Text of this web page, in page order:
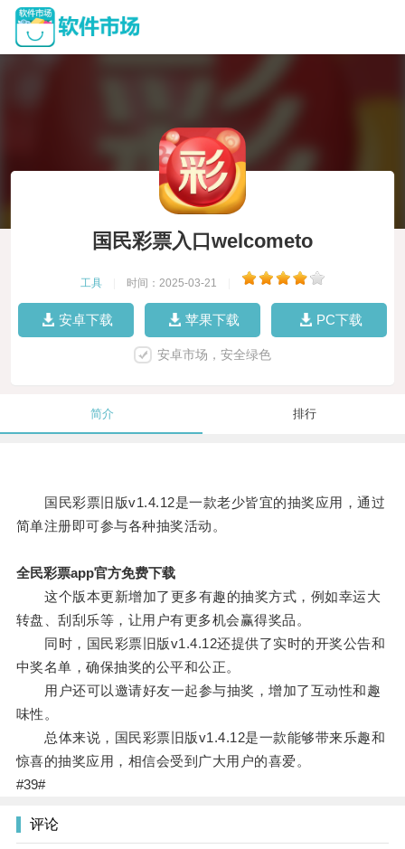
国民彩票入口welcometo
工具 时间：2025-03-21
安卓下载 苹果下载 PC下载
安卓市场，安全绿色
简介 排行
国民彩票旧版v1.4.12是一款老少皆宜的抽奖应用，通过
简单注册即可参与各种抽奖活动。
全民彩票app官方免费下载
这个版本更新增加了更多有趣的抽奖方式，例如幸运大
转盘、刮刮乐等，让用户有更多机会赢得奖品。
同时，国民彩票旧版v1.4.12还提供了实时的开奖公告和
中奖名单，确保抽奖的公平和公正。
用户还可以邀请好友一起参与抽奖，增加了互动性和趣
味性。
总体来说，国民彩票旧版v1.4.12是一款能够带来乐趣和
惊喜的抽奖应用，相信会受到广大用户的喜爱。
#39#
评论